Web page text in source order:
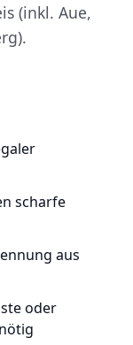
(inkl. Aue,
scharfe
aus
oder